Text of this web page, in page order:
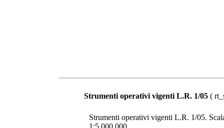
Strumenti operativi vigenti L.R. 1/05 (
Strumenti operativi vigenti L.R. 1/05.
1:5.000.000